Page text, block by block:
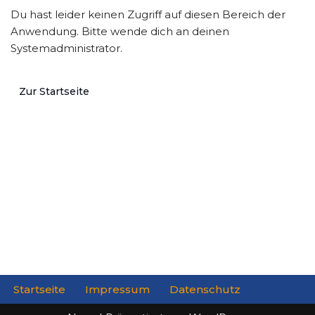
Du hast leider keinen Zugriff auf diesen Bereich der
Anwendung. Bitte wende dich an deinen
Systemadministrator.
Zur Startseite
Startseite Impressum Datenschutz